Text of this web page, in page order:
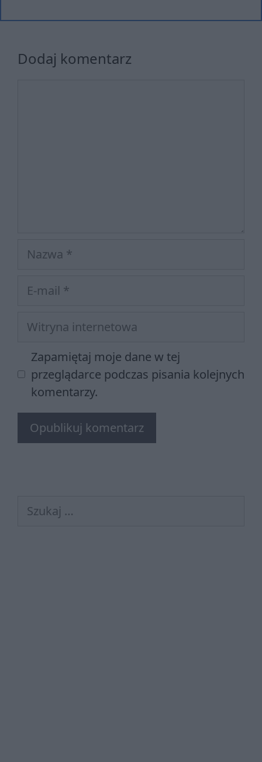
Dodaj komentarz
Nazwa
Witryna
internetowa
Zapamiętaj moje dane w tej
przeglądarce podczas pisania kolejnych
komentarzy.